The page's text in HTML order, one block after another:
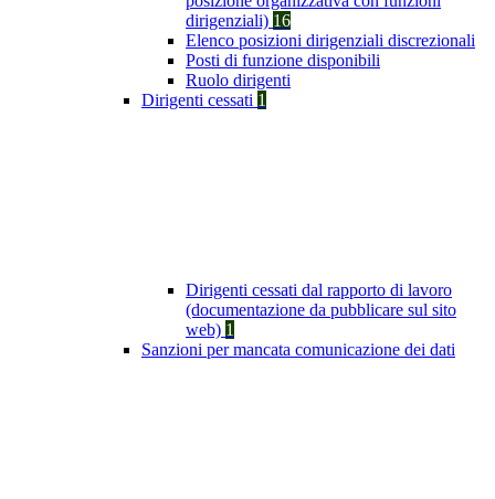
dirigenziali) 16
Elenco posizioni dirigenziali discrezionali
Posti di funzione disponibili
Ruolo dirigenti
Dirigenti cessati 1
Dirigenti cessati dal rapporto di lavoro
(documentazione da pubblicare sul sito
web) 1
Sanzioni per mancata comunicazione dei dati